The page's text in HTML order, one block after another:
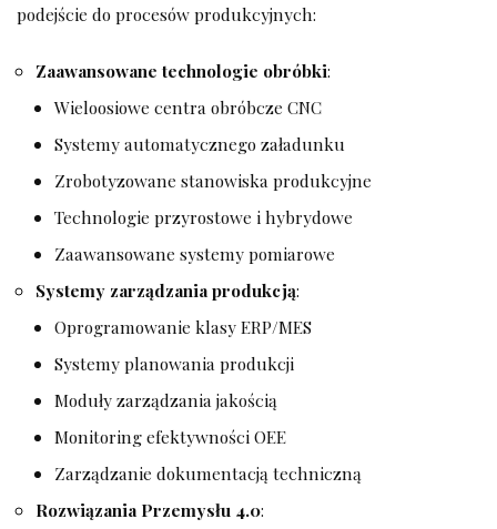
podejście do procesów produkcyjnych:
Zaawansowane technologie obróbki:
Wieloosiowe centra obróbcze CNC
Systemy automatycznego załadunku
Zrobotyzowane stanowiska produkcyjne
Technologie przyrostowe i hybrydowe
Zaawansowane systemy pomiarowe
Systemy zarządzania produkcją:
Oprogramowanie klasy ERP/MES
Systemy planowania produkcji
Moduły zarządzania jakością
Monitoring efektywności OEE
Zarządzanie dokumentacją techniczną
Rozwiązania Przemysłu 4.0: